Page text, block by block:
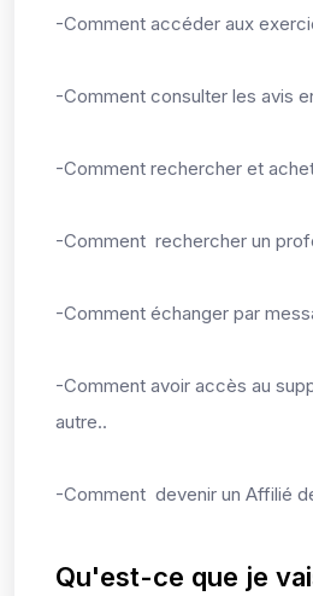
-Comment accéder aux
-Comment consulter les avis
-Comment rechercher et
-Comment rechercher un
-Comment échanger par
-Comment avoir accès au
autre..
-Comment devenir un Affilié
Qu'est-ce que je